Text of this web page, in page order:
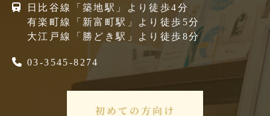
日比谷線「築地駅」より徒歩4分
有楽町線「新富町駅」より徒歩5分
大江戸線「勝どき駅」より徒歩8分
03-3545-8274